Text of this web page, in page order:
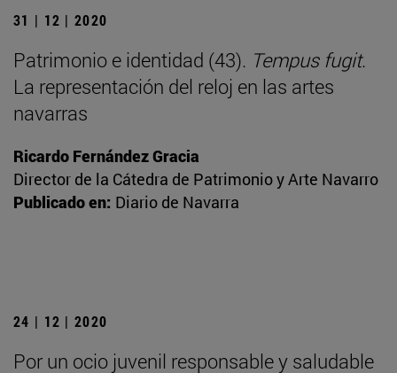
31 | 12 | 2020
Patrimonio e identidad (43). Tempus fugit.
La representación del reloj en las artes
navarras
Ricardo Fernández Gracia
Director de la Cátedra de Patrimonio y Arte Navarro
Publicado en: Diario de Navarra
24 | 12 | 2020
Por un ocio juvenil responsable y saludable